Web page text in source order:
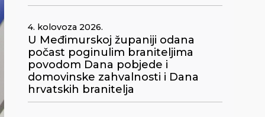
4. kolovoza 2026.
U Međimurskoj županiji odana
počast poginulim braniteljima
povodom Dana pobjede i
domovinske zahvalnosti i Dana
hrvatskih branitelja